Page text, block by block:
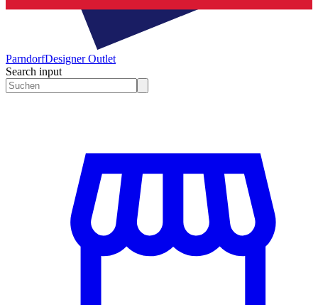
ParndorfDesigner Outlet
Search input